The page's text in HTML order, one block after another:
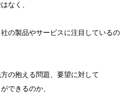
なく、
の製品やサービスに注目しているの
の抱える問題、要望に対して
できるのか、